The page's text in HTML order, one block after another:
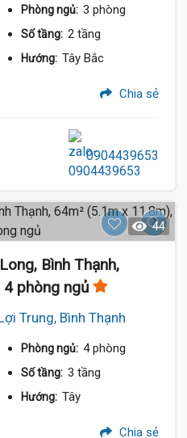
Phòng ngủ: 3 phòng
Số tầng: 2 tầng
Hướng: Tây Bắc
Chia sẻ
0904439653
44
Bình Thạnh,
4 phòng ngủ
Trung, Bình Thạnh
Phòng ngủ: 4 phòng
Số tầng: 3 tầng
Hướng: Tây
Chia sẻ